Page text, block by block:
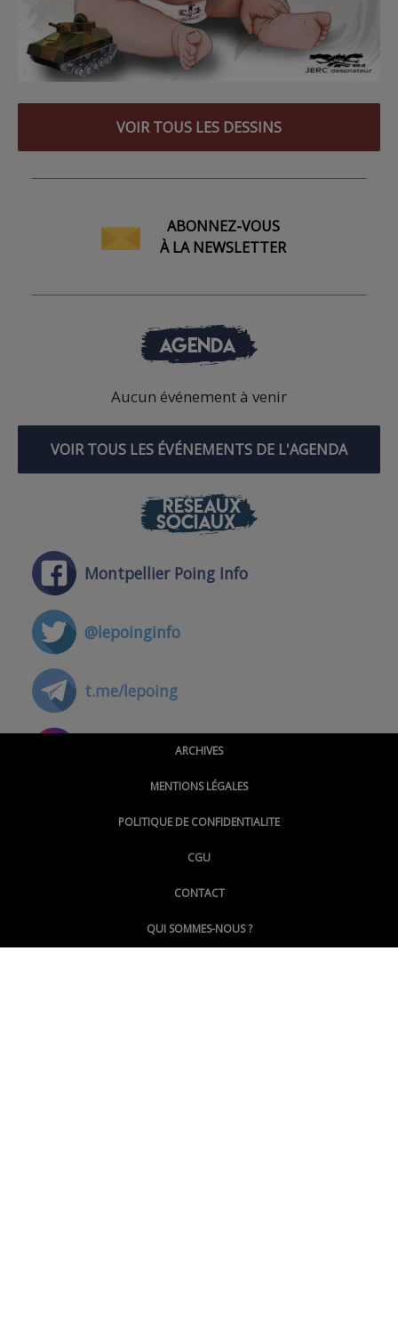
VOIR TOUS LES DESSINS
ABONNEZ-VOUS
À LA NEWSLETTER
AGENDA
Aucun événement à venir
VOIR TOUS LES ÉVÉNEMENTS DE L'AGENDA
RÉSEAUX
SOCIAUX
Montpellier Poing Info
@lepoinginfo
t.me/lepoing
@montpellierpoinginfo
@LePoingMontpellier
ARCHIVES
MENTIONS LÉGALES
POLITIQUE DE CONFIDENTIALITE
CGU
CONTACT
QUI SOMMES-NOUS ?